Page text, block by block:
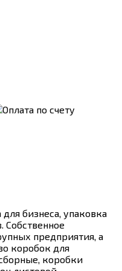
бизнеса, упаковка
Собственное
предприятия, а
коробок для
коробки